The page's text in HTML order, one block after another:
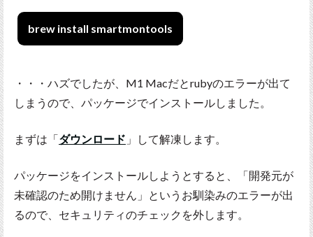
brew install smartmontools
・・・ハズでしたが、M1 Macだとrubyのエラーが出て
しまうので、パッケージでインストールしました。
まずは「ダウンロード 」して解凍します。
パッケージをインストールしようとすると、「開発元が
未確認のため開けません」というお馴染みのエラーが出
るので、セキュリティのチェックを外します。